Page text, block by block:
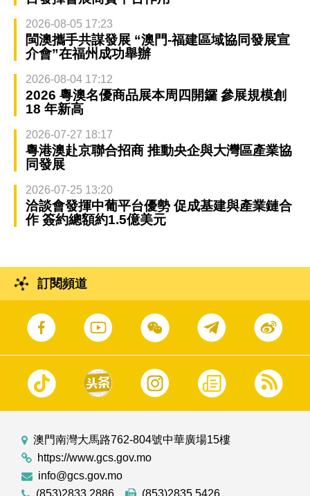
2026-08-05 17:23
閩澳攜手共謀發展 “澳門-福建區域協同發展宣
介會”在福州成功舉辦
2026-08-04 17:12
2026 粵澳名優商品展本周四開鑼 參展規模創
18 年新高
2026-07-27 18:17
粵港澳赴京聯合招商 推動央企與大灣區產業協
同發展
2026-07-25 13:20
洽談會發揮中葡平台優勢 促成基建與產業鏈合
作 簽約總額約1.5億美元
訂閱頻道
澳門南灣大馬路762-804號中華廣場15樓
https://www.gcs.gov.mo
info@gcs.gov.mo